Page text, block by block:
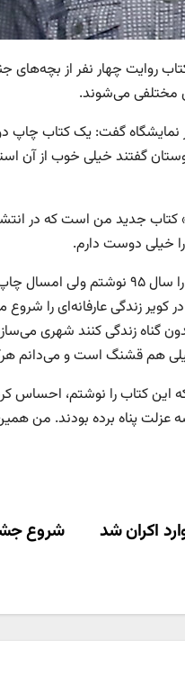
روایت چهار نفر از بچه‌های
مختلفی می‌شوند.
نمایشگاه گفت: یک کتاب چاپ
گفتند خیلی خوب از آن
جدید من است که در
خیلی دوست دارم.
افهمی درباره افسانه شهر سنگی گفت:
زندگی عارفانه‌ای را
گناه زندگی کنند شهری
هم قشنگ است و می‌دانم
در پایان درباره سوژه این کتاب گفت: سال
پناه برده بودند. من
شروع
اکران شد